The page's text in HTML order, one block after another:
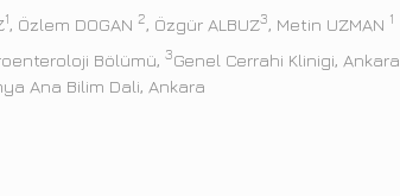
1, Özlem DOGAN 2, Özgür ALBUZ3, Metin UZMAN 1
Bölümü, 3Genel Cerrahi Klinigi, Ankara
Ana Bilim Dali, Ankara